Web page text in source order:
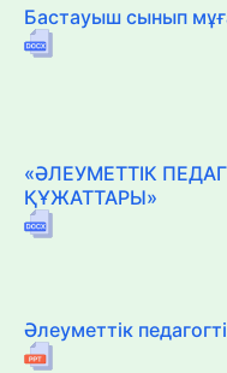
Бастауыш сынып
«ӘЛЕУМЕТТІК
ҚҰЖАТТАРЫ»
Әлеуметтік